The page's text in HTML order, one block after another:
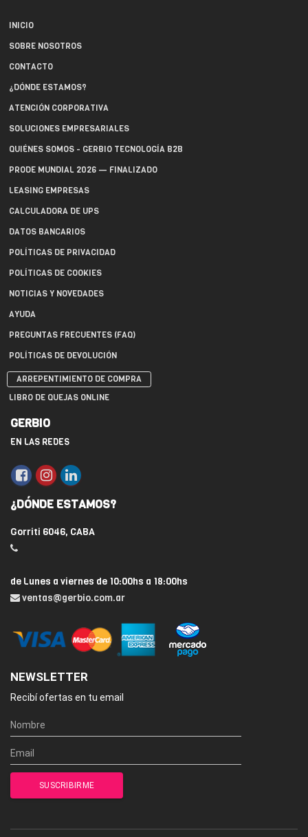
INICIO
SOBRE NOSOTROS
CONTACTO
¿DÓNDE ESTAMOS?
ATENCIÓN CORPORATIVA
SOLUCIONES EMPRESARIALES
QUIÉNES SOMOS - GERBIO TECNOLOGÍA B2B
PRODE MUNDIAL 2026 — FINALIZADO
LEASING EMPRESAS
CALCULADORA DE UPS
DATOS BANCARIOS
POLÍTICAS DE PRIVACIDAD
POLÍTICAS DE COOKIES
NOTICIAS Y NOVEDADES
AYUDA
PREGUNTAS FRECUENTES (FAQ)
POLÍTICAS DE DEVOLUCIÓN
ARREPENTIMIENTO DE COMPRA
LIBRO DE QUEJAS ONLINE
GERBIO
EN LAS REDES
¿DÓNDE ESTAMOS?
Gorriti 6046, CABA
de Lunes a viernes de 10:00hs a 18:00hs
ventas@gerbio.com.ar
NEWSLETTER
Recibí ofertas en tu email